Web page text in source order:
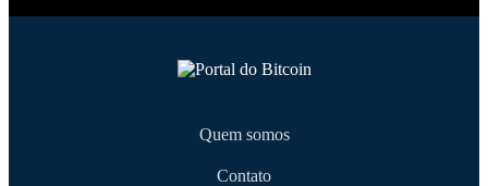
Quem somos
Contato